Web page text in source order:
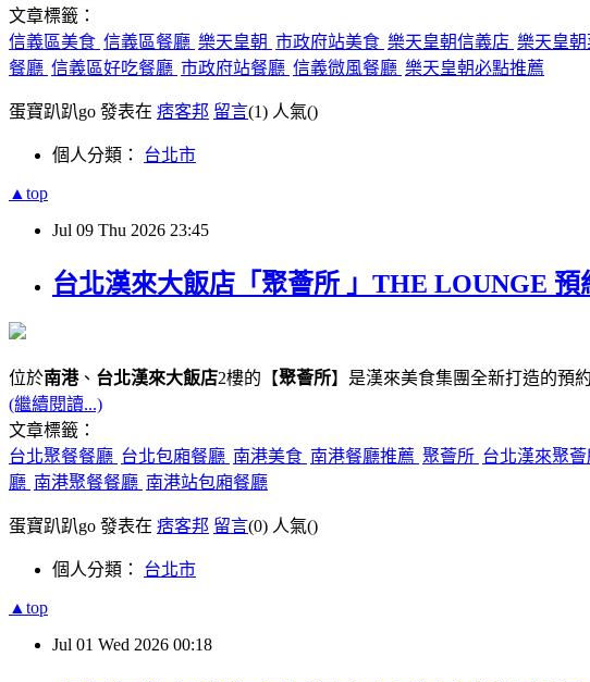
文章標籤：
信義區美食 信義區餐廳 樂天皇朝 市政府站美食 樂天皇朝信義店 樂天皇
餐廳 信義區好吃餐廳 市政府站餐廳 信義微風餐廳 樂天皇朝必點推薦
蛋寶趴趴go 發表在 痞客邦 留言(1) 人氣()
個人分類： 台北市
▲top
Jul 09 Thu 2026 23:45
台北漢來大飯店「聚薈所 」THE LOUNGE 預
位於南港、 台北漢來大飯店2樓的【聚薈所】是漢來美食集團全新打造的預
(繼續閱讀...)
文章標籤：
台北聚餐餐廳 台北包廂餐廳 南港美食 南港餐廳推薦 聚薈所 台北漢來聚薈
廳 南港聚餐餐廳 南港站包廂餐廳
蛋寶趴趴go 發表在 痞客邦 留言(0) 人氣()
個人分類： 台北市
▲top
Jul 01 Wed 2026 00:18